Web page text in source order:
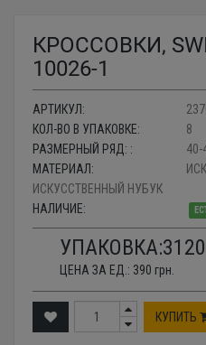
КРОССОВКИ,
10026-1
АРТИКУЛ:
КОЛ-ВО В УПАКОВКЕ:
8
РАЗМЕРНЫЙ РЯД: :
40-
МАТЕРИАЛ:
ИСКУССТВЕННЫЙ НУБУК
НАЛИЧИЕ:
УПАКОВКА:3120
ЦЕНА ЗА ЕД.: 390 грн.
КУПИТЬ